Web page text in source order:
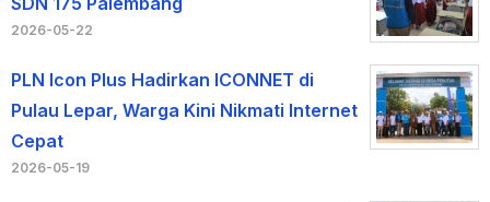
2026-05-22
PLN Icon Plus Hadirkan ICONNET di
Pulau Lepar, Warga Kini Nikmati Internet
Cepat
2026-05-19